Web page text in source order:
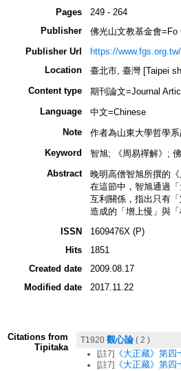
Pages
249 - 264
Publisher
佛光山文教基金會
Publisher Url
https://www.fgs.org.tw/
Location
臺北市, 臺灣 [Taipei
Content type
期刊論文=Journal
Language
中文=Chinese
Note
作者為山東大學哲學
Keyword
智旭; 《周易禪解》;
Abstract
晚明高僧智旭所撰的
在這節中，智旭通過
互利關係，指出只有
造成的「增上慢」與
ISSN
1609476X (P)
Hits
1851
Created date
2009.08.17
Modified date
2017.11.22
Citations from
Tipitaka
T1920 觀心論 ( 2 )
[註7] 《大正藏》第
[註7] 《大正藏》第